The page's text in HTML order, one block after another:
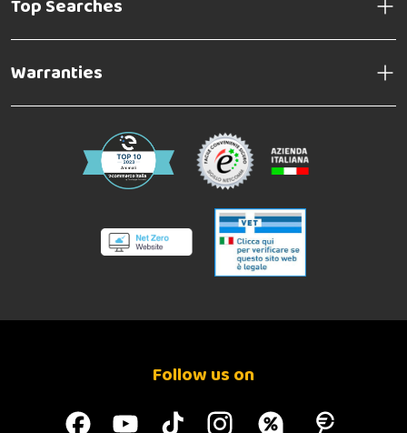
Top Searches
Warranties
Follow us on